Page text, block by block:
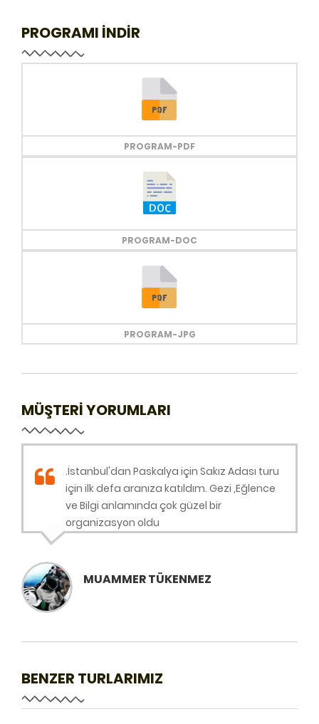
PROGRAMI İNDİR
PROGRAM-PDF
PROGRAM-DOC
PROGRAM-JPG
MÜŞTERİ YORUMLARI
.İstanbul'dan Paskalya için Sakız Adası turu
için ilk defa aranıza katıldım. Gezi ,Eğlence
ve Bilgi anlamında çok güzel bir
organizasyon oldu
MUAMMER TÜKENMEZ
BENZER TURLARIMIZ